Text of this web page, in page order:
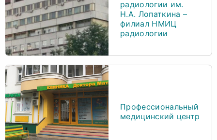
радиологии им.
Н.А. Лопаткина –
филиал НМИЦ
радиологии
Профессиональный
медицинский центр